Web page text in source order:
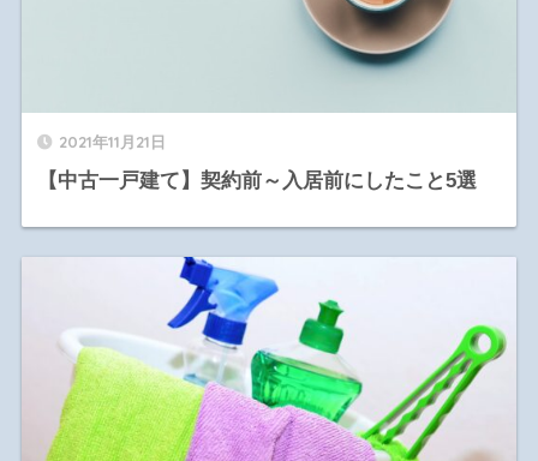
2021年11月21日
【中古一戸建て】契約前～入居前にしたこと5選